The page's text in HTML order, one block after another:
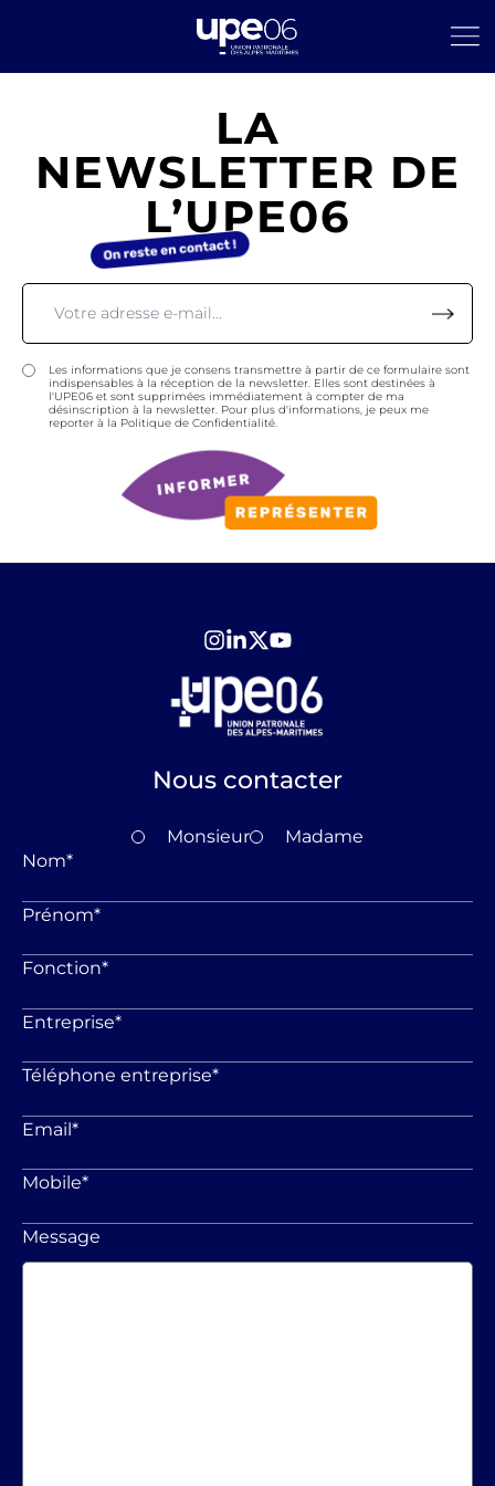
LA
NEWSLETTER DE
L’UPE06
Les informations que je consens transmettre à partir de ce formulaire sont
indispensables à la réception de la newsletter. Elles sont destinées à
l'UPE06 et sont supprimées immédiatement à compter de ma
désinscription à la newsletter. Pour plus d'informations, je peux me
reporter à la Politique de Confidentialité.
Nous contacter
Monsieur
Madame
Nom*
Prénom*
Fonction*
Entreprise*
Téléphone entreprise*
Email*
Mobile*
Message